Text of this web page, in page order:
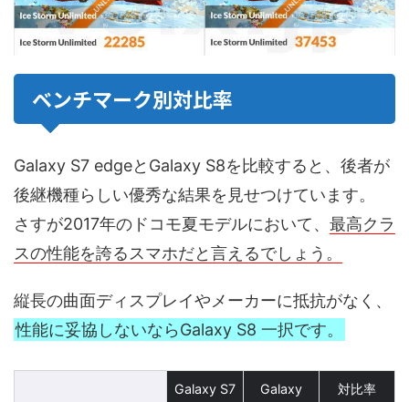
ベンチマーク別対比率
Galaxy S7 edgeとGalaxy S8を比較すると、後者が
後継機種らしい優秀な結果を見せつけています。
さすが2017年のドコモ夏モデルにおいて、 最高クラ
スの性能を誇るスマホだと言えるでしょう。
縦長の曲面ディスプレイやメーカーに抵抗がなく、
性能に妥協しないならGalaxy S8 一択です。
Galaxy S7
Galaxy
対比率